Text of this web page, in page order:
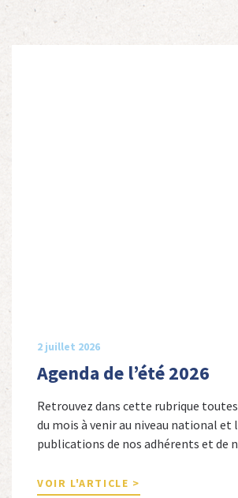
2 juillet 2026
Agenda de l’été 2026
Retrouvez dans cette rubrique
du mois à venir au niveau national et
publications de nos adhérents et de
Cordeboeuf, Christophe Touron et
VOIR L'ARTICLE >